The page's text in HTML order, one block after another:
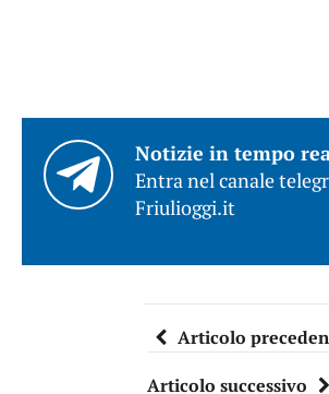
Notizie in tempo
Entra nel canale
Friulioggi.it
Articolo
Articolo successivo